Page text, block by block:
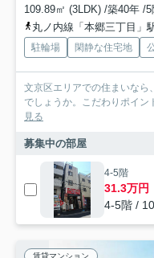
109.89㎡ (3LDK) /築40年 /5
丸ノ内線「本郷三丁目」
駐輪場 閑静な住宅地
文京区エリアでの住まいなら
でしょうか。こだわりポイン
見る
募集中の部屋
4-5階
31.3万円
4-5階 /
賃貸マンション